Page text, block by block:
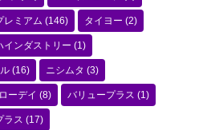
レミアム (146) タイヨー (2)
インダストリー (1)
(16) ニシムタ (3)
ーデイ (8) バリュープラス (1)
ラス (17)